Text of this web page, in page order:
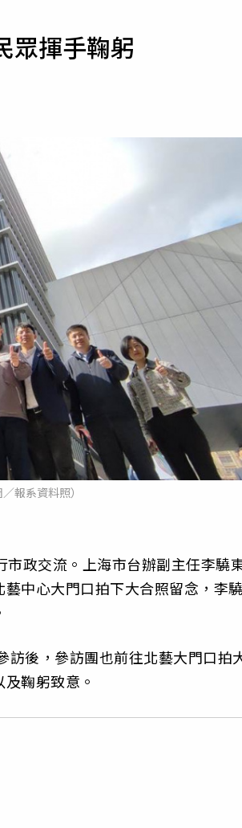
運勢
揮手鞠躬
報系資料照）
市政交流。上海市台辦副主任李驍
中心大門口拍下大合照留念，李
訪後，參訪團也前往北藝大門口拍
鞠躬致意。